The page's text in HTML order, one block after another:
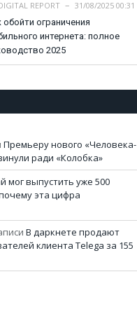
REPORT
31/08/2025 00:31
обойти ограничения
интернета: полное
2025
Премьеру нового «Человека-
ради «Колобка»
мог выпустить уже 500
эта цифра
В даркнете продают
клиента Telega за 155